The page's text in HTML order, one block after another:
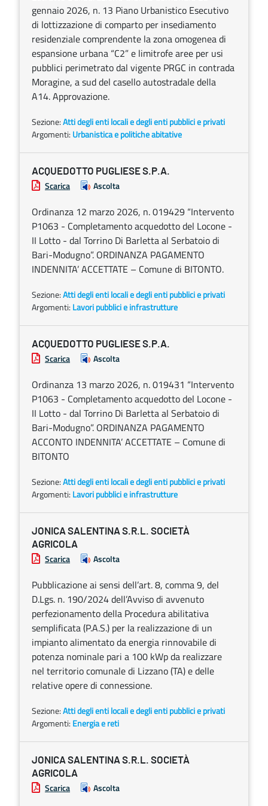
gennaio 2026, n. 13 Piano Urbanistico Esecutivo
di lottizzazione di comparto per insediamento
residenziale comprendente la zona omogenea di
espansione urbana “C2” e limitrofe aree per usi
pubblici perimetrato dal vigente PRGC in contrada
Moragine, a sud del casello autostradale della
A14. Approvazione.
Sezione:Atti degli enti locali e degli enti pubblici e privati
Argomenti: Urbanistica e politiche abitative
ACQUEDOTTO PUGLIESE S.P.A.
Scarica Ascolta
Ordinanza 12 marzo 2026, n. 019429 “Intervento
P1063 - Completamento acquedotto del Locone -
II Lotto - dal Torrino Di Barletta al Serbatoio di
Bari-Modugno”. ORDINANZA PAGAMENTO
INDENNITA’ ACCETTATE – Comune di BITONTO.
Sezione:Atti degli enti locali e degli enti pubblici e privati
Argomenti: Lavori pubblici e infrastrutture
ACQUEDOTTO PUGLIESE S.P.A.
Scarica Ascolta
Ordinanza 13 marzo 2026, n. 019431 “Intervento
P1063 - Completamento acquedotto del Locone -
II Lotto - dal Torrino Di Barletta al Serbatoio di
Bari-Modugno”. ORDINANZA PAGAMENTO
ACCONTO INDENNITA’ ACCETTATE – Comune di
BITONTO
Sezione:Atti degli enti locali e degli enti pubblici e privati
Argomenti: Lavori pubblici e infrastrutture
JONICA SALENTINA S.R.L. SOCIETÀ
AGRICOLA
Scarica Ascolta
Pubblicazione ai sensi dell’art. 8, comma 9, del
D.Lgs. n. 190/2024 dell’Avviso di avvenuto
perfezionamento della Procedura abilitativa
semplificata (P.A.S.) per la realizzazione di un
impianto alimentato da energia rinnovabile di
potenza nominale pari a 100 kWp da realizzare
nel territorio comunale di Lizzano (TA) e delle
relative opere di connessione.
Sezione:Atti degli enti locali e degli enti pubblici e privati
Argomenti: Energia e reti
JONICA SALENTINA S.R.L. SOCIETÀ
AGRICOLA
Scarica Ascolta